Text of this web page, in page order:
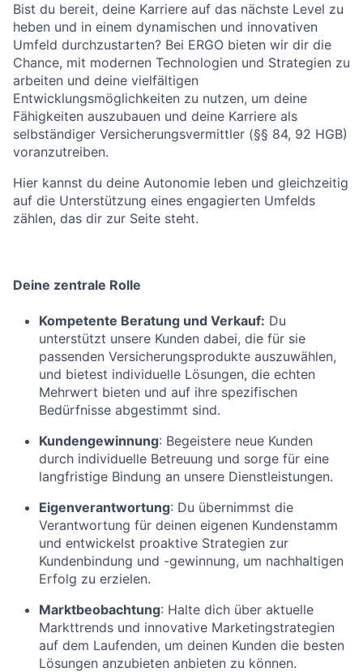
Bist du bereit, deine Karriere auf das nächste Level zu
heben und in einem dynamischen und innovativen
Umfeld durchzustarten? Bei ERGO bieten wir dir die
Chance, mit modernen Technologien und Strategien zu
arbeiten und deine vielfältigen
Entwicklungsmöglichkeiten zu nutzen, um deine
Fähigkeiten auszubauen und deine Karriere als
selbständiger Versicherungsvermittler (§§ 84, 92 HGB)
voranzutreiben.
Hier kannst du deine Autonomie leben und gleichzeitig
auf die Unterstützung eines engagierten Umfelds
zählen, das dir zur Seite steht.
Deine zentrale Rolle
Kompetente Beratung und Verkauf: Du
unterstützt unsere Kunden dabei, die für sie
passenden Versicherungsprodukte auszuwählen,
und bietest individuelle Lösungen, die echten
Mehrwert bieten und auf ihre spezifischen
Bedürfnisse abgestimmt sind.
Kundengewinnung: Begeistere neue Kunden
durch individuelle Betreuung und sorge für eine
langfristige Bindung an unsere Dienstleistungen.
Eigenverantwortung: Du übernimmst die
Verantwortung für deinen eigenen Kundenstamm
und entwickelst proaktive Strategien zur
Kundenbindung und -gewinnung, um nachhaltigen
Erfolg zu erzielen.
Marktbeobachtung: Halte dich über aktuelle
Markttrends und innovative Marketingstrategien
auf dem Laufenden, um deinen Kunden die besten
Lösungen anzubieten anbieten zu können.